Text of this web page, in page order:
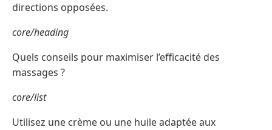
directions opposées.
core/heading
Quels conseils pour maximiser l’efficacité des
massages ?
core/list
Utilisez une crème ou une huile adaptée aux